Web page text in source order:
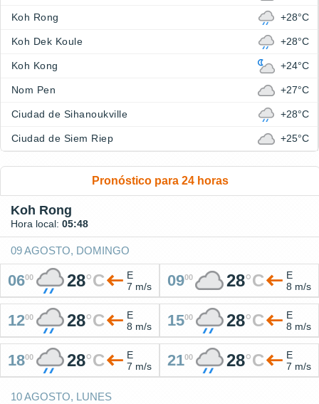
Koh Rong +28°C
Koh Dek Koule +28°C
Koh Kong +24°C
Nom Pen +27°C
Ciudad de Sihanoukville +28°C
Ciudad de Siem Riep +25°C
Pronóstico para 24 horas
Koh Rong
Hora local: 05:48
09 AGOSTO, DOMINGO
0600 28°C
E
7 m/s
0900 28°C
E
8 m/s
1200 28°C
E
8 m/s
1500 28°C
E
8 m/s
1800 28°C
E
7 m/s
2100 28°C
E
7 m/s
10 AGOSTO, LUNES